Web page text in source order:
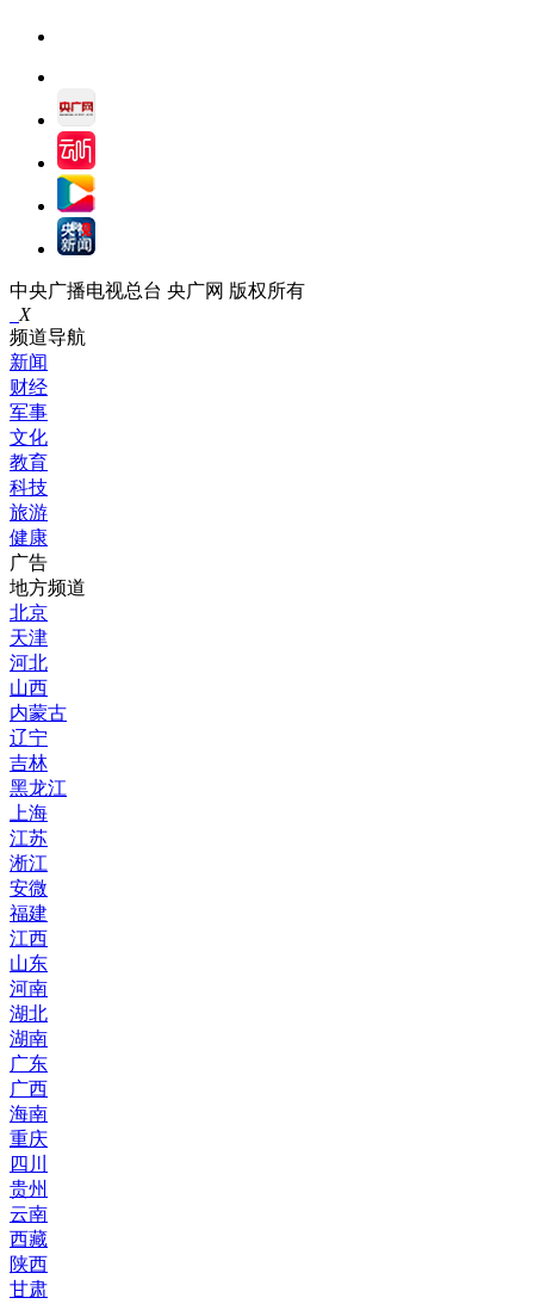
中央广播电视总台 央广网 版权所有
X
频道导航
新闻
财经
军事
文化
教育
科技
旅游
健康
广告
地方频道
北京
天津
河北
山西
内蒙古
辽宁
吉林
黑龙江
上海
江苏
淅江
安微
福建
江西
山东
河南
湖北
湖南
广东
广西
海南
重庆
四川
贵州
云南
西藏
陕西
甘肃